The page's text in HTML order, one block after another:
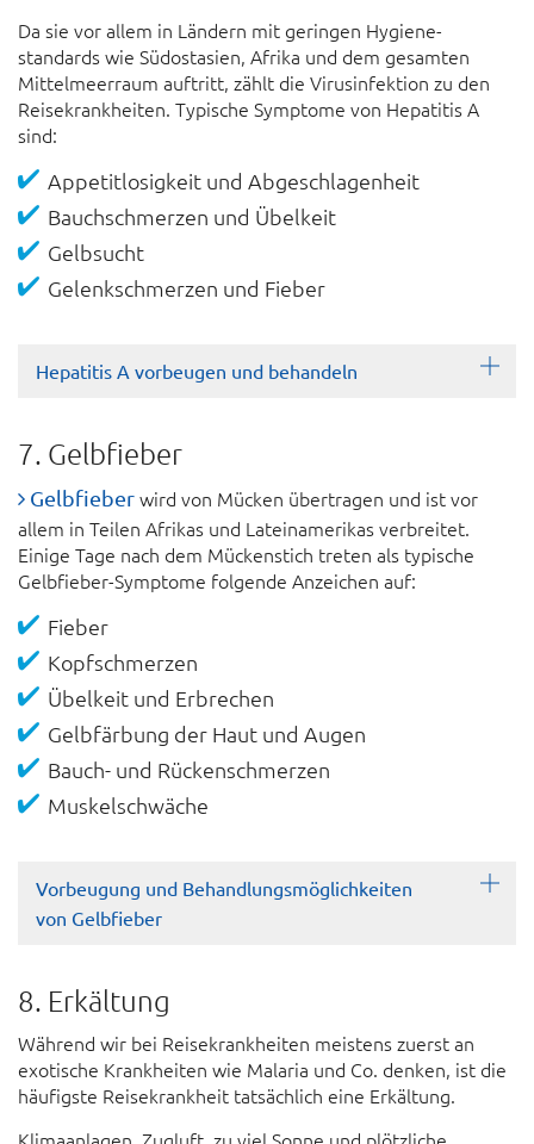
Da sie vor allem in Ländern mit geringen Hygiene­
standards wie Süd­ost­asien, Afrika und dem gesamten
Mittel­meer­raum auf­tritt, zählt die Virus­infektion zu den
Reise­krank­heiten. Typische Symptome von Hepatitis A
sind:
Appetit­losigkeit und Ab­geschlagen­heit
Bauch­schmerzen und Übel­keit
Gelb­sucht
Gelenk­schmerzen und Fieber
Hepatitis A vorbeugen und behandeln
7. Gelbfieber
Gelbfieberwird von Mücken übertragen und ist vor
allem in Teilen Afrikas und Latein­amerikas verbreitet.
Einige Tage nach dem Mücken­stich treten als typische
Gelb­fieber-Symptome folgende An­zeichen auf:
Fieber
Kopf­schmerzen
Übelkeit und Erbrechen
Gel­bfärbung der Haut und Augen
Bauch- und Rücken­schmerzen
Muskel­schwäche
Vorbeugung und Behandlungsmöglichkeiten
von Gelbfieber
8. Erkältung
Während wir bei Reise­krank­heiten meistens zuerst an
exotische Krank­heiten wie Malaria und Co. denken, ist die
häufigste Reise­krankheit tat­sächlich eine Erkältung.